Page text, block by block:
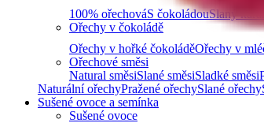
100% ořechováS čokoládouSlaný
Ořechy v čokoládě
Ořechy v hořké čokoláděOřechy v
Ořechové směsi
Natural směsiSlané směsiSladké směsi
Naturální ořechyPražené ořechySlané ořechy
Sušené ovoce a semínka
Sušené ovoce